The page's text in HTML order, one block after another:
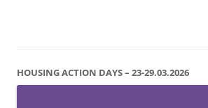
HOUSING ACTION DAYS – 23-29.03.2026